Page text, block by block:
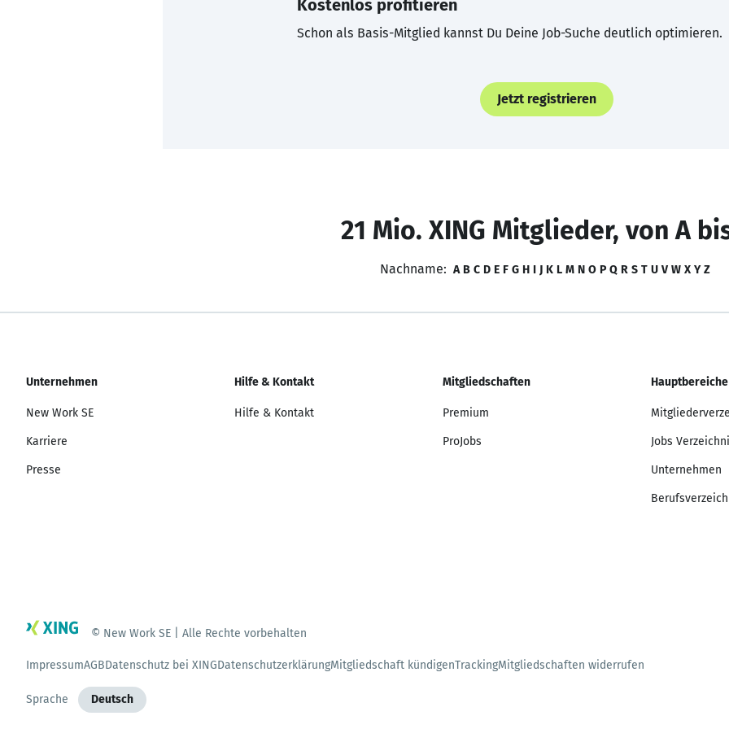
Kostenlos profitieren
Schon als Basis-Mitglied kannst Du Deine Job-Suche deutlich optimieren.
Jetzt registrieren
21 Mio. XING Mitglieder, von A
Nachname: A B C D E F G H I J K L M N O P Q R S T U V W X Y Z
Unternehmen
New Work SE
Karriere
Presse
Hilfe & Kontakt
Hilfe & Kontakt
Mitgliedschaften
Premium
ProJobs
Hauptbereiche
Jobs
Unternehmen
© New Work SE | Alle Rechte vorbehalten
ImpressumAGBDatenschutz bei XINGDatenschutzerklärungMitgliedschaft kündigenTrackingMitgliedschaften widerrufen
Sprache Deutsch